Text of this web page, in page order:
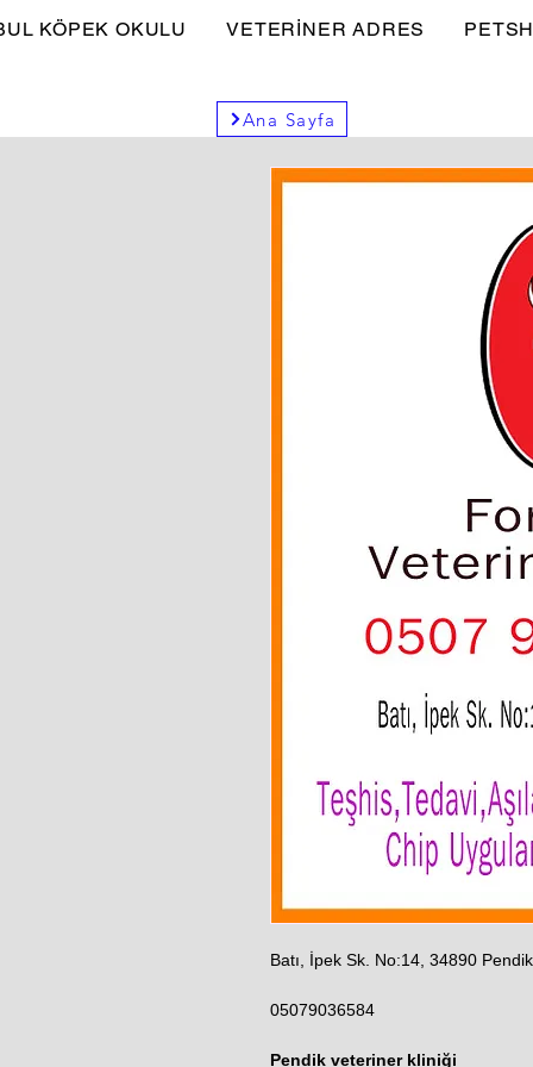
KÖPEK OKULU VETERİNER ADRES
Ana Sayfa
Batı, İpek Sk. No:14, 34890
05079036584
Pendik veteriner kliniği